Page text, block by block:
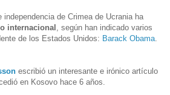
de Crimea de Ucrania ha
internacional , según han indicado varios
de los Estados Unidos: Barack Obama
escribió un interesante e irónico artículo
en Kosovo hace 6 años.